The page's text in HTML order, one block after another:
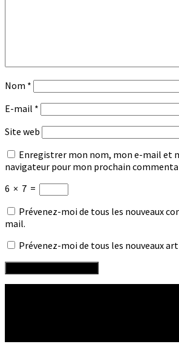
Nom *
E-mail *
Site web
Enregistrer mon nom, mon e-mail et
navigateur pour mon prochain
6 × 7 =
Prévenez-moi de tous les nouveaux
mail.
Prévenez-moi de tous les nouveaux